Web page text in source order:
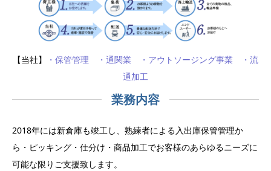
【当社】 ・保管管理 ・通関業 ・アウトソージング事業
・流
通加工
業務内容
2018年には新倉庫も竣工し、熟練者による入出庫保管管理か
ら・ピッキング・仕分け・商品加工でお客様のあらゆるニーズに
可能な限りご支援致します。